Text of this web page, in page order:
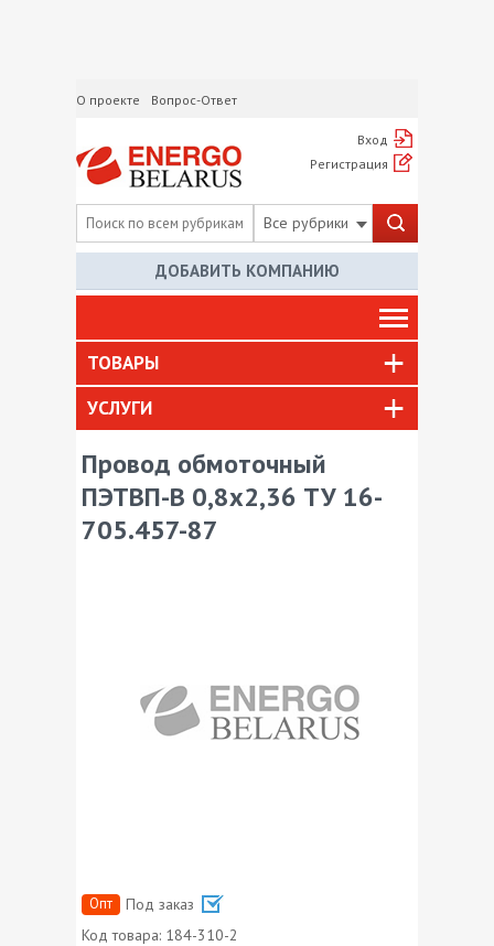
О проекте Вопрос-Ответ
Вход
Регистрация
Все рубрики
ДОБАВИТЬ КОМПАНИЮ
ТОВАРЫ
УСЛУГИ
Провод обмоточный
ПЭТВП-В 0,8х2,36 ТУ 16-
705.457-87
Опт
Под заказ
Код товара: 184-310-2